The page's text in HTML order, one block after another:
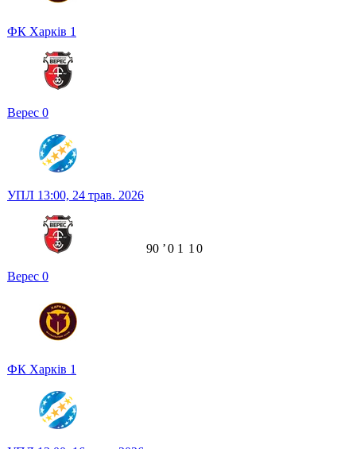
ФК Харків 1
Верес 0
УПЛ 13:00, 24 трав. 2026
Верес 0
ФК Харків 1
90 ʼ0 1 1 0